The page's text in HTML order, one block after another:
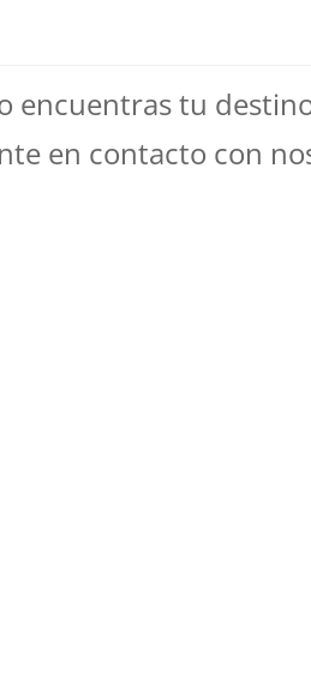
encuentras tu
en contacto con